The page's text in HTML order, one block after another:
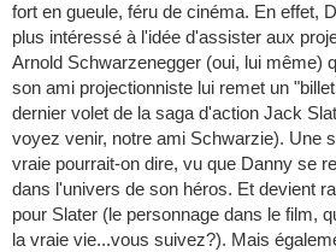
fort en gueule, féru de cinéma. En effet,
plus intéressé à l'idée d'assister aux
Arnold Schwarzenegger (oui, lui même)
son ami projectionniste lui remet un
dernier volet de la saga d'action Jack
voyez venir, notre ami Schwarzie). Une
vraie pourrait-on dire, vu que Danny se
dans l'univers de son héros. Et devient
pour Slater (le personnage dans le film,
la vraie vie...vous suivez?). Mais